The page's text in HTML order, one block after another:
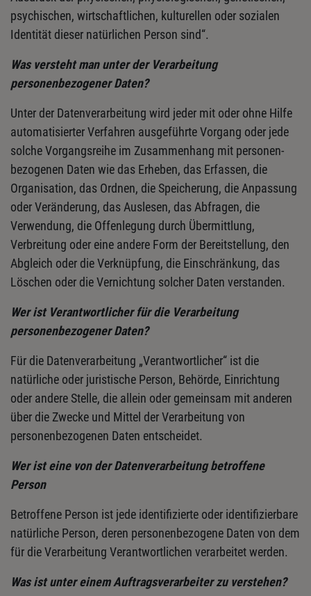
psychischen, wirtschaftlichen, kulturellen oder sozialen
Identität dieser natürlichen Person sind“.
Was versteht man unter der Verarbeitung
personenbezogener Daten?
Unter der Datenverarbeitung wird jeder mit oder ohne Hilfe
automatisierter Verfahren ausgeführte Vorgang oder jede
solche Vorgangsreihe im Zusammenhang mit personen-
bezogenen Daten wie das Erheben, das Erfassen, die
Organisation, das Ordnen, die Speicherung, die Anpassung
oder Veränderung, das Auslesen, das Abfragen, die
Verwendung, die Offenlegung durch Übermittlung,
Verbreitung oder eine andere Form der Bereitstellung, den
Abgleich oder die Verknüpfung, die Einschränkung, das
Löschen oder die Vernichtung solcher Daten verstanden.
Wer ist Verantwortlicher für die Verarbeitung
personenbezogener Daten?
Für die Datenverarbeitung „Verantwortlicher“ ist die
natürliche oder juristische Person, Behörde, Einrichtung
oder andere Stelle, die allein oder gemeinsam mit anderen
über die Zwecke und Mittel der Verarbeitung von
personenbezogenen Daten entscheidet.
Wer ist eine von der Datenverarbeitung betroffene
Person
Betroffene Person ist jede identifizierte oder identifizierbare
natürliche Person, deren personenbezogene Daten von dem
für die Verarbeitung Verantwortlichen verarbeitet werden.
Was ist unter einem Auftragsverarbeiter zu verstehen?